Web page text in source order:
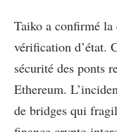
Taiko a confirmé la
vérification d’état.
sécurité des ponts
Ethereum.
de bridges qui